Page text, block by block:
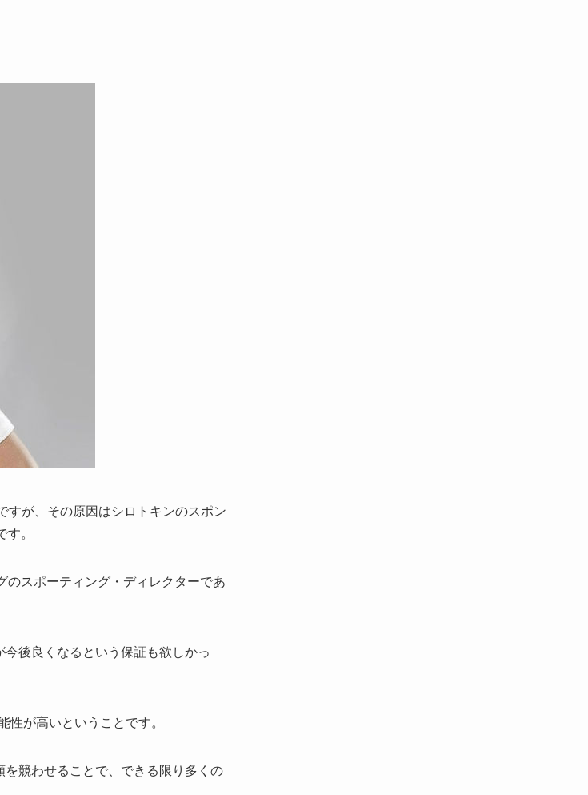
すが、その原因はシロトキンのスポン
。
のスポーティング・ディレクターであ
後良くなるという保証も欲しかっ
が高いということです。
を競わせることで、できる限り多くの